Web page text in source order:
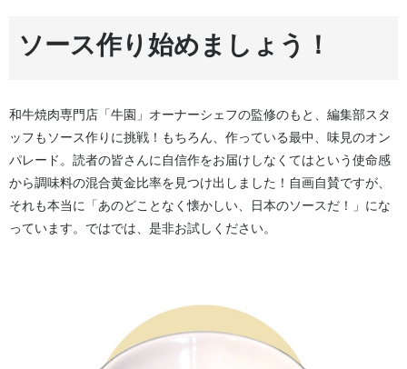
ソース作り始めましょう！
和牛焼肉専門店「牛園」オーナーシェフの監修のもと、編集部スタ
ッフもソース作りに挑戦！もちろん、作っている最中、味見のオン
パレード。読者の皆さんに自信作をお届けしなくてはという使命感
から調味料の混合黄金比率を見つけ出しました！自画自賛ですが、
それも本当に「あのどことなく懐かしい、日本のソースだ！」にな
っています。ではでは、是非お試しください。